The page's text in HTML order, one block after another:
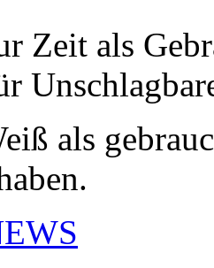
Zeit als
als